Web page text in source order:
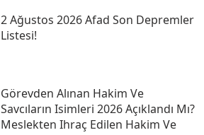
2 Ağustos 2026 Afad Son Depremler
Listesi!
Görevden Alınan Hakim Ve
Savcıların Isimleri 2026 Açıklandı Mı?
Meslekten Ihraç Edilen Hakim Ve